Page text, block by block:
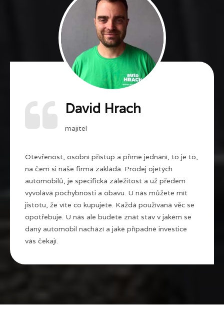
David Hrach
majitel
Otevřenost, osobní přístup a přímé jednání, to je to,
na čem si naše firma zakládá. Prodej ojetých
automobilů, je specifická záležitost a už předem
vyvolává pochybnosti a obavu. U nás můžete mít
jistotu, že víte co kupujete. Každá používaná věc se
opotřebuje. U nás ale budete znát stav v jakém se
daný automobil nachází a jaké případné investice
vás čekají.